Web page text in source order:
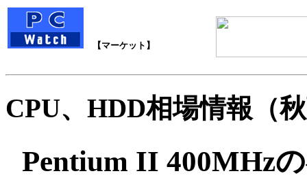
【マーケット】
CPU、HDD相場情報（
Pentium II 400MHz